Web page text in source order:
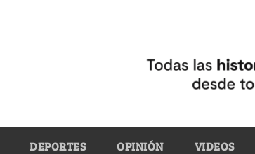
DEPORTES OPINIÓN VIDEOS